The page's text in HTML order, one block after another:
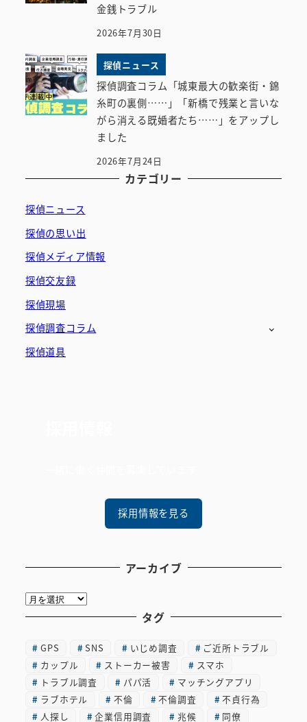
金銭トラブル
2026年7月30日
探偵ニュース
探偵調査コラム「城東最大の歓楽街・錦
糸町の裏側……」「新橋で残業と言いな
がら消える既婚者たち……」をアップし
ました
2026年7月24日
カテゴリー
探偵ニュース
探偵の思い出
探偵メディア情報
探偵交友録
探偵現場
探偵調査コラム
探偵道具
採用情報を見る
アーカイブ
ア
ー
イ
ブ
タグ
GPS SNS いじめ調査
ご近所トラブル
カップル
ストーカー被害
スマホ
トラブル調査
パパ活
マッチングアプリ
ラブホテル
不倫 不倫調査
不貞行為
人探し
企業信用調査 兆候 同僚